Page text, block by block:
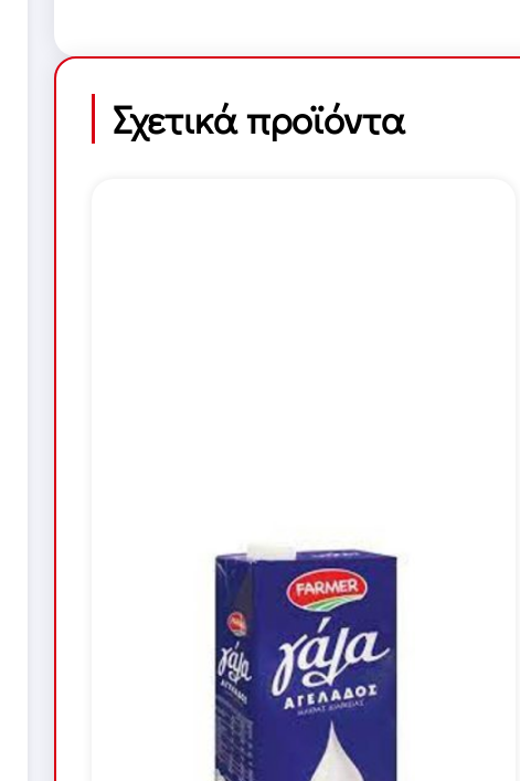
Σχετικά προϊόντα